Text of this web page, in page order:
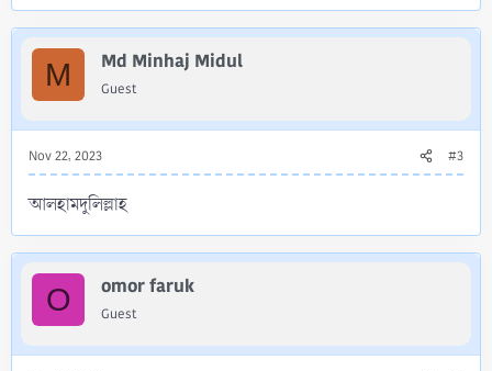
M Md Minhaj Midul
Guest
Nov 22, 2023 #3
আলহামদুলিল্লাহ
O omor faruk
Guest